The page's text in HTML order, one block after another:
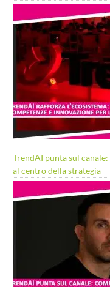
TrendAI punta sul
al centro della strategia